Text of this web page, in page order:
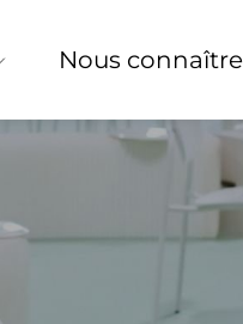
Nous connaître